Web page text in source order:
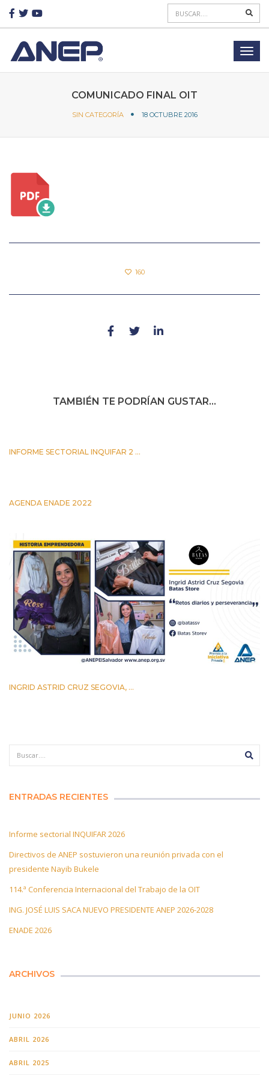
COMUNICADO FINAL OIT
SIN CATEGORÍA 18 OCTUBRE 2016
160
TAMBIÉN TE PODRÍAN GUSTAR...
INFORME SECTORIAL INQUIFAR 2 ...
AGENDA ENADE 2022
INGRID ASTRID CRUZ SEGOVIA, ...
ENTRADAS RECIENTES
Informe sectorial INQUIFAR 2026
Directivos de ANEP sostuvieron una reunión privada con el
presidente Nayib Bukele
114.ª Conferencia Internacional del Trabajo de la OIT
ING. JOSÉ LUIS SACA NUEVO PRESIDENTE ANEP 2026-2028
ENADE 2026
ARCHIVOS
JUNIO 2026
ABRIL 2026
ABRIL 2025